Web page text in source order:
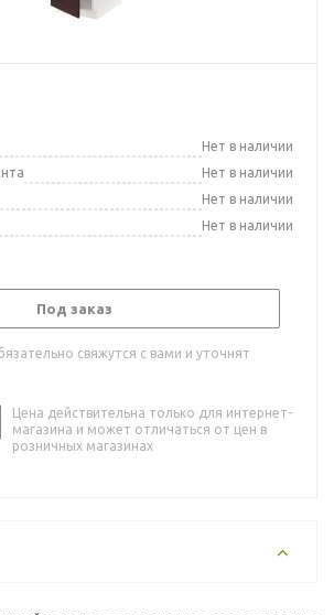
Нет в наличии
Нет в наличии
Нет в наличии
Нет в наличии
Под заказ
свяжутся с вами и уточнят
Цена действительна только для интернет-
магазина и может отличаться от цен в
розничных магазинах